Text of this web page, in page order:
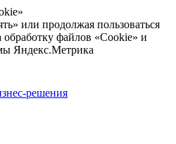
или продолжая пользоваться
файлов «Cookie» и
Яндекс.Метрика
решения